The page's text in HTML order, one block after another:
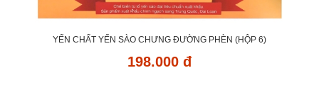
YẾN CHẤT YẾN SÀO CHƯNG ĐƯỜNG PHÈN (HỘP 6)
198.000 đ